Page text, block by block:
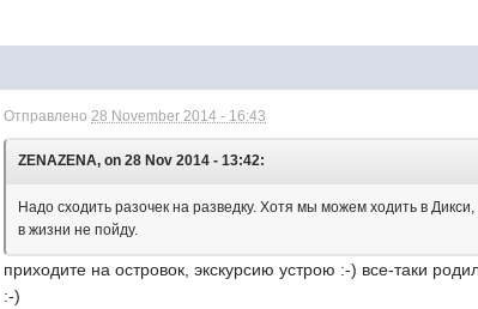
Отправлено28 November 2014 - 16:43
ZENAZENA, on 28 Nov 2014 - 13:42:
Надо сходить разочек на разведку. Хотя мы можем ходить в
в жизни не пойду.
приходите на островок, экскурсию устрою :-) все-таки
:-)